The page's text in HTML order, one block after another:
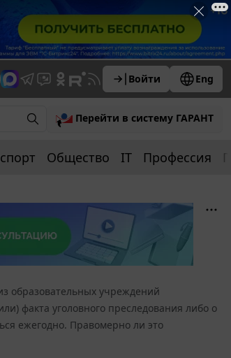
Войти Eng
Перейти в систему ГАРАНТ
Общество IT Профессия
образовательных учреждений
факта уголовного преследования либо о
ежегодно. Правомерно ли это